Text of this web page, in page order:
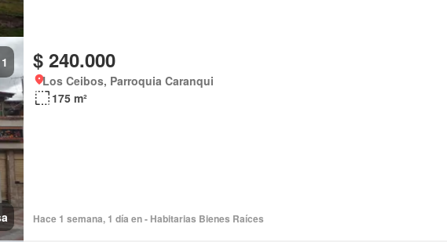
1 $ 240.000
Los Ceibos, Parroquia Caranqui
175 m²
Hace 1 semana, 1 día en - Habitarias Bienes Raíces